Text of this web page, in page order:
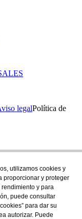
legalPolítica de
nosotros en nuestra
utilizamos cookies y
proporcionar y proteger
y para
puede consultar
para dar su
autorizar. Puede